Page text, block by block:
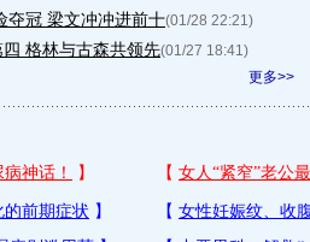
夺冠 梁文冲冲进前十(01/28 22:21)
格林与古森共领先(01/27 18:41)
更多>>